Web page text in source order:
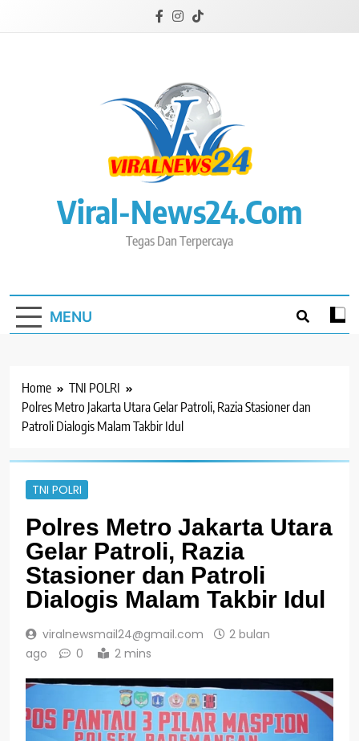
Viral-News24.com
Tegas Dan Terpercaya
MENU
Home
TNI POLRI
Polres Metro Jakarta Utara Gelar Patroli, Razia Stasioner dan
Patroli Dialogis Malam Takbir Idul
TNI POLRI
Polres Metro Jakarta Utara
Gelar Patroli, Razia
Stasioner dan Patroli
Dialogis Malam Takbir Idul
viralnewsmail24@gmail.com
2 bulan
ago
0 2 mins